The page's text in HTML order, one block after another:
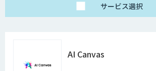
サービス選択
AI Canvas